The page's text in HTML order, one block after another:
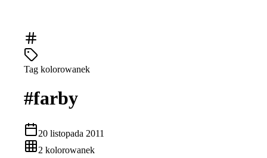
Tag kolorowanek
#farby
20 listopada 2011
2 kolorowanek